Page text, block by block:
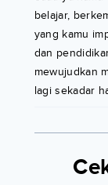
belajar,
yang kamu
dan
mewujudkan
lagi sekadar